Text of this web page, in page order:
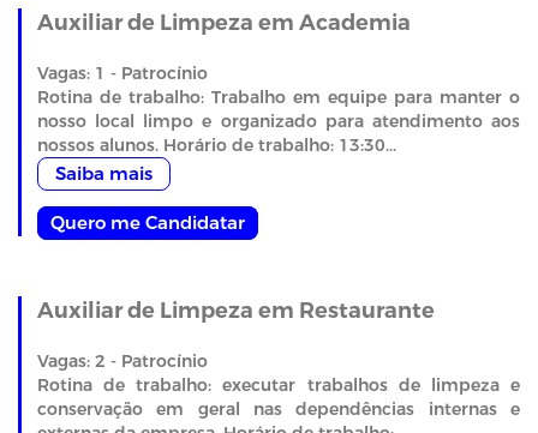
Auxiliar de Limpeza em Academia
Vagas: 1 - Patrocínio
Rotina de trabalho: Trabalho em equipe para manter o
nosso local limpo e organizado para atendimento aos
nossos alunos. Horário de trabalho: 13:30...
Saiba mais
Quero me Candidatar
Auxiliar de Limpeza em Restaurante
Vagas: 2 - Patrocínio
Rotina de trabalho: executar trabalhos de limpeza e
conservação em geral nas dependências internas e